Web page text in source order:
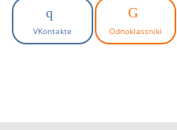
VKontakte Odnoklassniki